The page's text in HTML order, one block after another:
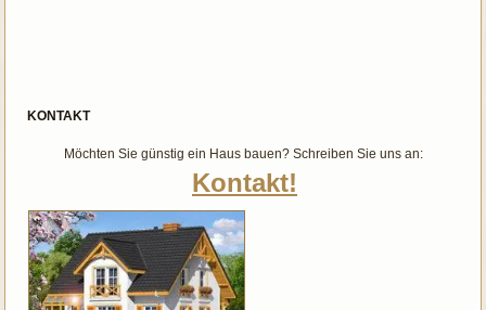
KONTAKT
Möchten Sie günstig ein Haus bauen? Schreiben Sie uns an:
Kontakt!